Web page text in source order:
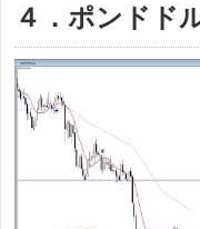
４．ポンドド